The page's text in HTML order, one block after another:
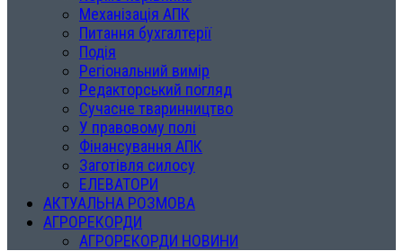
Механізація АПК
Питання бухгалтерії
Подія
Регіональний вимір
Редакторський погляд
Сучасне тваринництво
У правовому полі
Фінансування АПК
Заготівля силосу
ЕЛЕВАТОРИ
АКТУАЛЬНА РОЗМОВА
АГРОРЕКОРДИ
АГРОРЕКОРДИ НОВИНИ